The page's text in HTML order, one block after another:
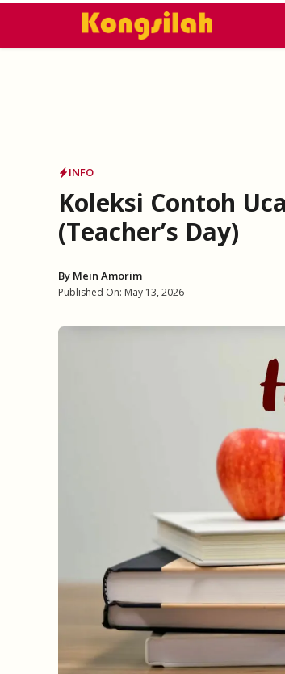
INFO
Koleksi Contoh
(Teacher’s Day)
By Mein Amorim
Published On: May 13, 2026